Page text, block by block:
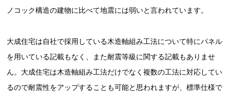
ノコック構造の建物に比べて地震には弱いと言われています。
大成住宅は自社で採用している木造軸組み工法について特にパネル
を用いている記載もなく、また耐震等級に関する記載もありませ
ん。大成住宅は木造軸組み工法だけでなく複数の工法に対応してい
るので耐震性をアップすることも可能と思われますが、標準仕様で